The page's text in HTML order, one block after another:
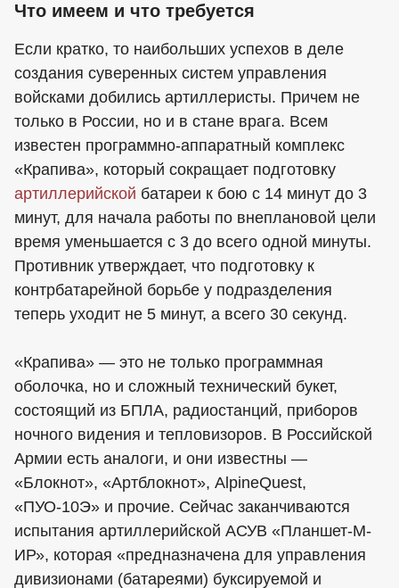
Что имеем и что требуется
Если кратко, то наибольших успехов в деле
создания суверенных систем управления
войсками добились артиллеристы. Причем не
только в России, но и в стане врага. Всем
известен программно-аппаратный комплекс
«Крапива», который сокращает подготовку
артиллерийской батареи к бою с 14 минут до 3
минут, для начала работы по внеплановой цели
время уменьшается с 3 до всего одной минуты.
Противник утверждает, что подготовку к
контрбатарейной борьбе у подразделения
теперь уходит не 5 минут, а всего 30 секунд.
«Крапива» — это не только программная
оболочка, но и сложный технический букет,
состоящий из БПЛА, радиостанций, приборов
ночного видения и тепловизоров. В Российской
Армии есть аналоги, и они известны —
«Блокнот», «Артблокнот», AlpineQuest,
«ПУО-10Э» и прочие. Сейчас заканчиваются
испытания артиллерийской АСУВ «Планшет-М-
ИР», которая «предназначена для управления
дивизионами (батареями) буксируемой и